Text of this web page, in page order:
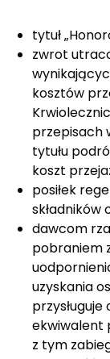
tytuł
zwrot
kosztów
przepisach
tytułu
koszt
posiłek
składników
dawcom
pobraniem
uzyskania
ekwiwalent
z tym